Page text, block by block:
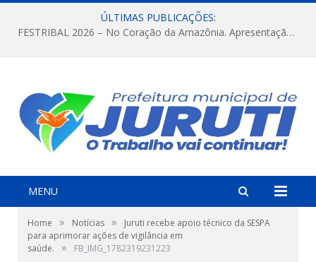
ÚLTIMAS PUBLICAÇÕES:
FESTRIBAL 2026 – No Coração da Amazônia. Apresentação da Munduruku.
MENU
Home » Notícias »
Juruti recebe apoio técnico da SESPA
para aprimorar ações de vigilância em
saúde.
» FB_IMG_1782319231223